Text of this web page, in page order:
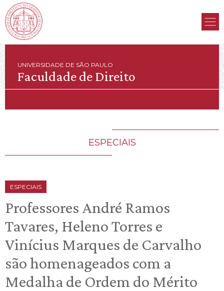
UNIVERSIDADE DE SÃO PAULO
Faculdade de Direito
ESPECIAIS
ESPECIAIS
Professores André Ramos
Tavares, Heleno Torres e
Vinícius Marques de Carvalho
são homenageados com a
Medalha de Ordem do Mérito